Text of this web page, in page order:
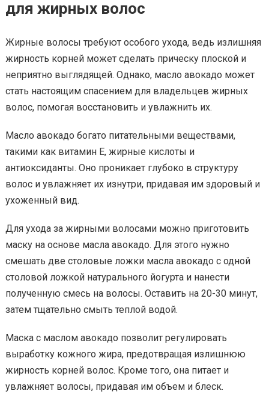
для жирных волос
Жирные волосы требуют особого ухода, ведь излишняя
жирность корней может сделать прическу плоской и
неприятно выглядящей. Однако, масло авокадо может
стать настоящим спасением для владельцев жирных
волос, помогая восстановить и увлажнить их.
Масло авокадо богато питательными веществами,
такими как витамин Е, жирные кислоты и
антиоксиданты. Оно проникает глубоко в структуру
волос и увлажняет их изнутри, придавая им здоровый и
ухоженный вид.
Для ухода за жирными волосами можно приготовить
маску на основе масла авокадо. Для этого нужно
смешать две столовые ложки масла авокадо с одной
столовой ложкой натурального йогурта и нанести
полученную смесь на волосы. Оставить на 20-30 минут,
затем тщательно смыть теплой водой.
Маска с маслом авокадо позволит регулировать
выработку кожного жира, предотвращая излишнюю
жирность корней волос. Кроме того, она питает и
увлажняет волосы, придавая им объем и блеск.